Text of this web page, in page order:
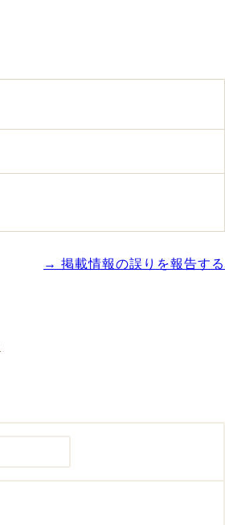
→ 掲載情報の誤りを報告する